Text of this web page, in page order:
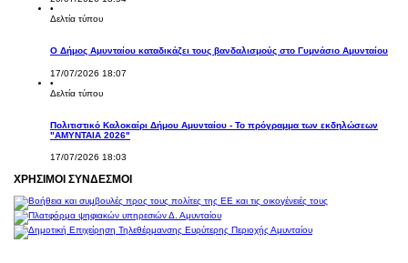
•
Δελτία τύπου
Ο Δήμος Αμυνταίου καταδικάζει τους βανδαλισμούς στο Γυμνάσιο Αμυνταίου
17/07/2026 18:07
•
Δελτία τύπου
Πολιτιστικό Καλοκαίρι Δήμου Αμυνταίου - Το πρόγραμμα των εκδηλώσεων
"ΑΜΥΝΤΑΙΑ 2026"
17/07/2026 18:03
ΧΡΗΣΙΜΟΙ ΣΥΝΔΕΣΜΟΙ